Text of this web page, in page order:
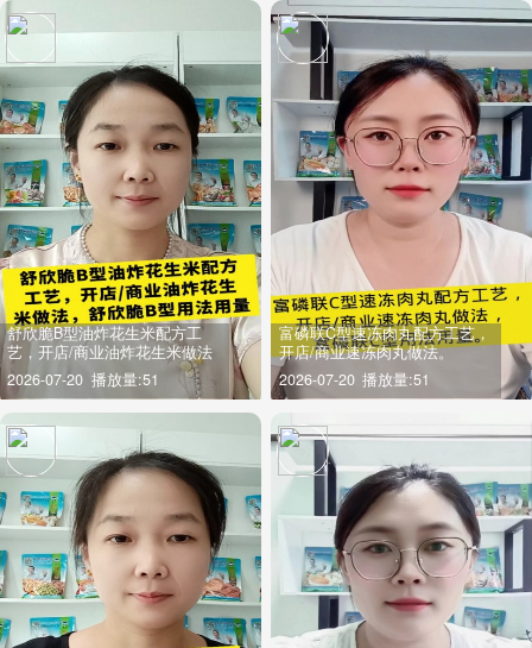
舒欣脆B型油炸花生米配方工
艺，开店/商业油炸花生米做法
2026-07-20 播放量:51
富磷联C型速冻肉丸配方工艺，
开店/商业速冻肉丸做法。
2026-07-20 播放量:51